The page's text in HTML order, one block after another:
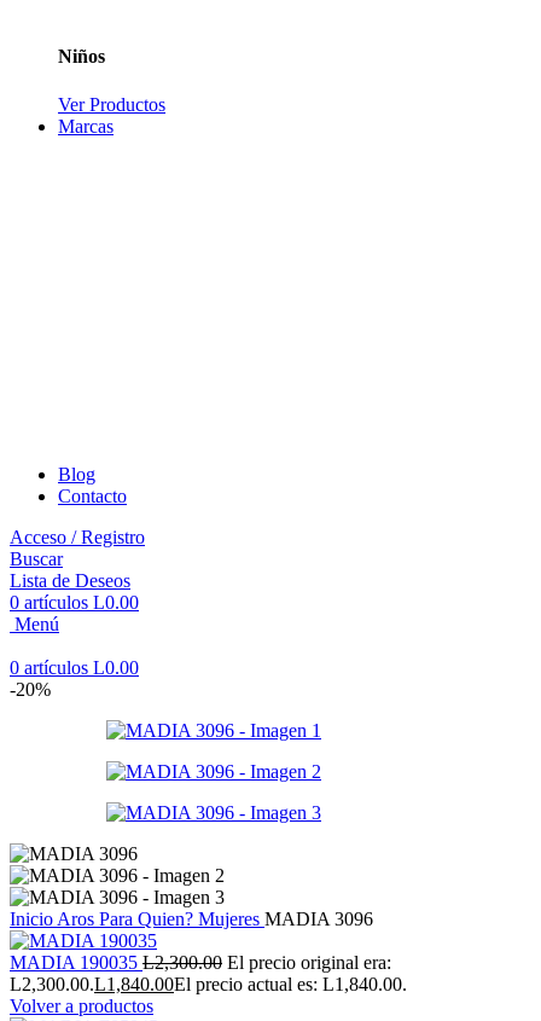
Niños
Ver Productos
Marcas
Blog
Contacto
Acceso / Registro
Buscar
Lista de Deseos
0 artículos L0.00
Menú
0 artículos L0.00
-20%
Inicio Aros Para Quien? Mujeres MADIA 3096
MADIA 190035 L2,300.00 El precio original era:
L2,300.00.L1,840.00El precio actual es: L1,840.00.
Volver a productos